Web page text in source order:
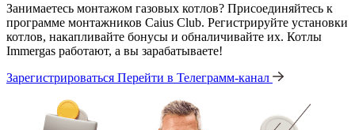
Занимаетесь монтажом газовых котлов? Присоединяйтесь к
программе монтажников Caius Club. Регистрируйте установки
котлов, накапливайте бонусы и обналичивайте их. Котлы
Immergas работают, а вы зарабатываете!
Зарегистрироваться Перейти в Телеграмм-канал